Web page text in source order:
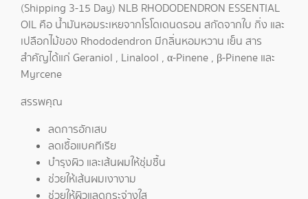
(Shipping 3-15 Day) NLB RHODODENDRON ESSENTIAL
OIL คือ น้ำมันหอมระเหยจากโรโดเดนดรอน สกัดจากใบ กิ่ง และ
เปลือกไม้ของ Rhododendron มีกลิ่นหอมหวาน เย็น สาร
สำคัญได้แก่ Geraniol , Linalool , α-Pinene , β-Pinene และ
Myrcene
สรรพคุณ
ลดการอักเสบ
ลดเชื้อแบคทีเรีย
บำรุงผิว และเส้นผมให้ชุ่มชื้น
ช่วยให้เส้นผมเงางาม